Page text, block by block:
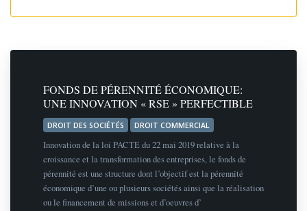
FONDS DE PÉRENNITÉ ÉCONOMIQUE:
UNE INNOVATION « RSE » PERFECTIBLE
DROIT DES SOCIÉTÉS DROIT COMMERCIAL
Innovation de la loi PACTE du 22 mai 2019 relative à la
croissance et la transformation des entreprises, le fonds de
pérennité est une structure dont l’objectif est la pérennité
économique d’une ou plusieurs sociétés ainsi que la réalisation
ou le financement de missions et d’oeuvres d’